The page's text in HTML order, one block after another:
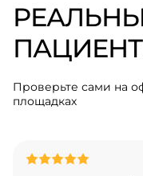
Проверьте сами на
площадках